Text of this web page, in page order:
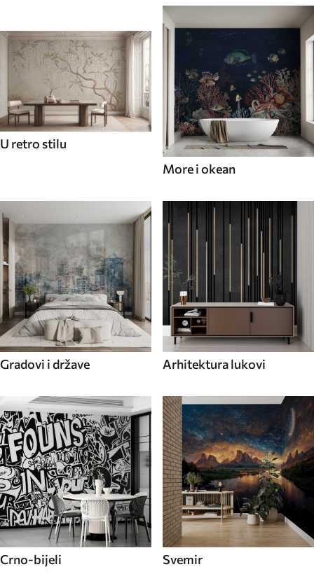
U retro stilu
More i okean
Gradovi i države Arhitektura lukovi
Crno-bijeli Svemir